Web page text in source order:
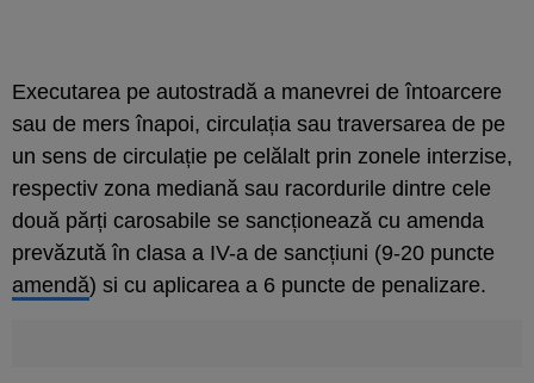
Executarea pe autostradă a manevrei de întoarcere
sau de mers înapoi, circulația sau traversarea de pe
un sens de circulație pe celălalt prin zonele interzise,
respectiv zona mediană sau racordurile dintre cele
două părți carosabile se sancționează cu amenda
prevăzută în clasa a IV-a de sancțiuni (9-20 puncte
amendă) si cu aplicarea a 6 puncte de penalizare.